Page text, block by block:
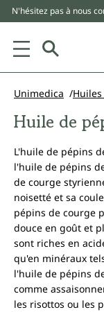
principal
N'hésitez pas à nous
Unimedica
Huile de
L'huile de pépins
l'huile de pépins
de courge
noisetté et sa
pépins de courge
douce en goût et
sont riches en
qu'en minéraux
l'huile de pépins
comme
les risottos ou les